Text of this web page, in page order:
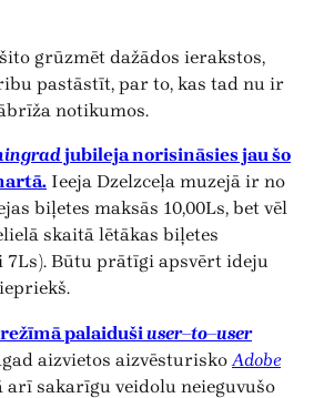
grūzmēt dažādos ierakstos,
pastāstīt, par to, kas tad nu ir
notikumos.
jubileja norisināsies jau šo
Ieeja Dzelzceļa muzejā ir no
biļetes maksās 10,00Ls, bet vēl
skaitā lētākas biļetes
7Ls). Būtu prātīgi apsvērt ideju
palaiduši user–to–user
aizvietos aizvēsturisko Adobe
sakarīgu veidolu neieguvušo